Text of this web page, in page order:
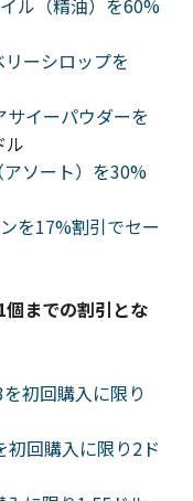
ーシロップを
イーパウダーを
ル
ソート）を30%
を17%割引でセー
までの割引とな
初回購入に限り
初回購入に限り2ド